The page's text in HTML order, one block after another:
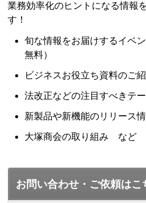
業務効率化のヒントになる情報
す！
旬な情報をお届けするイベ
無料）
ビジネスお役立ち資料のご
法改正などの注目すべきテ
新製品や新機能のリリース
大塚商会の取り組み など
お問い合わせ・ご依頼はこ